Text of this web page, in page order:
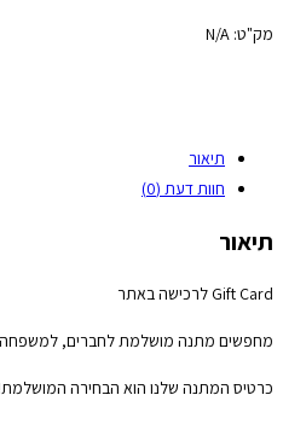
מק"ט: N/A
תיאור
חוות דעת (0)
תיאור
Gift Card לרכישה באתר
מחפשים מתנה מושלמת לחברים,
כרטיס המתנה שלנו הוא הבחירה